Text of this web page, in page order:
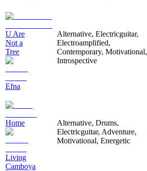
U Are
Not a
Tree
Efna
Alternative, Electricguitar,
Electroamplified,
Contemporary, Motivational,
Introspective
Home
Living
Camboya
Alternative, Drums,
Electricguitar, Adventure,
Motivational, Energetic